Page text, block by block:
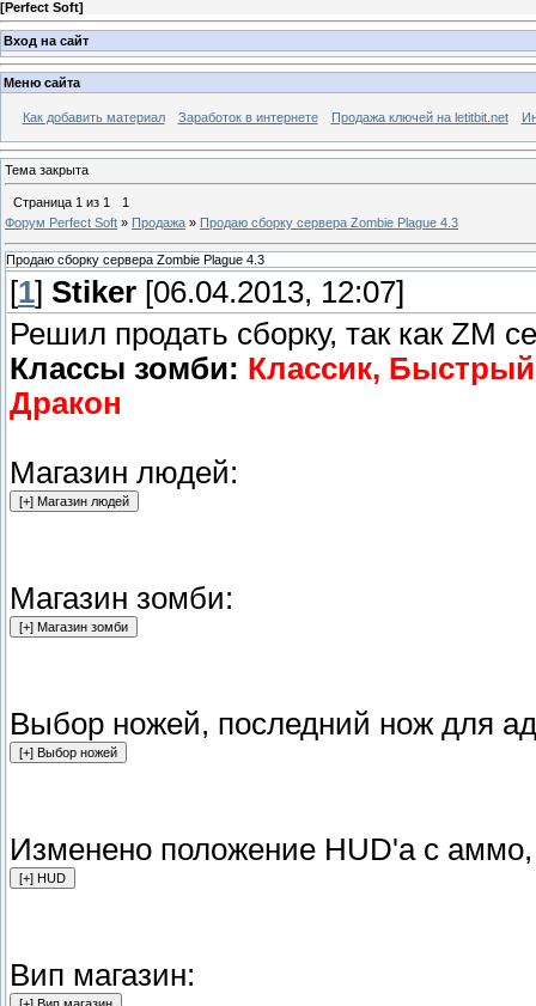
[Perfect Soft]
Вход на сайт
Меню сайта
Как добавить материал Заработок в интернете Продажа ключей на letitbit.net
Тема закрыта
Страница 1 из 1
1
Форум Perfect Soft » Продажа » Продаю сборку сервера Zombie Plague 4.3
Продаю сборку сервера Zombie Plague 4.3
[1] Stiker [06.04.2013, 12:07]
Решил продать сборку, так как ZM
Классы зомби: Классик,
Дракон
Магазин людей:
Магазин зомби:
Выбор ножей, последний нож для
Изменено положение HUD'а с
Вип магазин: